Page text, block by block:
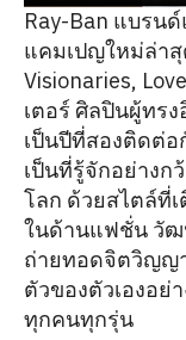
Ray-Ban แบรน
แคมเปญใหม่ล่าสุ
Visionaries,
เตอร์ ศิลปินผู้ทร
เป็นปีที่สองติดต่อ
เป็นที่รู้จักอย่างก
โลก ด้วยสไตล์ที่
ในด้านแฟชั่น วัฒ
ถ่ายทอดจิตวิญญ
ตัวของตัวเองอย่
ทุกคนทุกรุ่น